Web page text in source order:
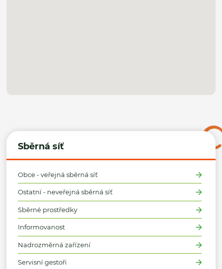
Sběrná síť
Obce - veřejná sběrná síť
Ostatní - neveřejná sběrná síť
Sběrné prostředky
Informovanost
Nadrozměrná zařízení
Servisní gestoři